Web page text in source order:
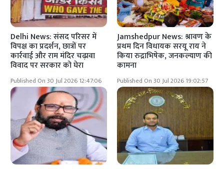
Delhi News: संसद परिसर में
विपक्ष का प्रदर्शन, छात्रों पर
कार्रवाई और राम मंदिर चढ़ावा
विवाद पर सरकार को घेरा
Published On 30 Jul 2026 12:47:06
Jamshedpur News: श्रावण के
प्रथम दिन विधायक सरयू राय ने
किया रुद्राभिषेक, जनकल्याण की
कामना
Published On 30 Jul 2026 19:02:57